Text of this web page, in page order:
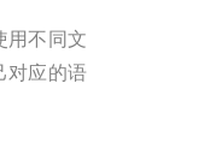
用不同文
对应的语